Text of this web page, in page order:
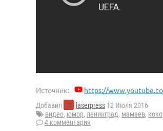
Источник: https://
Добавил laserpress 12 Июля 2016
видео, юмор, ленинград, мамаев,
4 комментария